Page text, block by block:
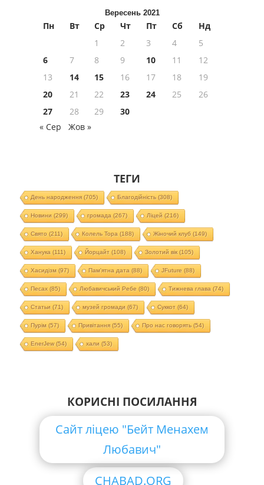
Вересень 2021
Пн Вт Ср Чт Пт Сб
Нд
1
2 3 4
5
6
7 8 9 10 11
12
13
14 15 16 17 18
19
20
21 22 23 24 25
26
27
28 29
30
« Сер
Жов »
ТЕГИ
День народження(705) Благодійність (308)
Новини (299) громада (267) Ліцей (216)
Свято (211) Колель Тора (188) Жіночий клуб (149)
Ханука (111) Йорцайт (108) Золотий вік(105)
Хасидізм (97) Пам'ятна дата (88) JFuture (88)
Песах(85) Любавичський Ребе (80) Тижнева глава (74)
Статьи (71) музей громади (67) Суккот (64)
Пурім (57) Привітання(55) Про нас говорять (54)
EnerJew(54) хали (53)
КОРИСНІ ПОСИЛАННЯ
Сайт ліцею "Бейт Менахем
Любавич"
CHABAD.ORG